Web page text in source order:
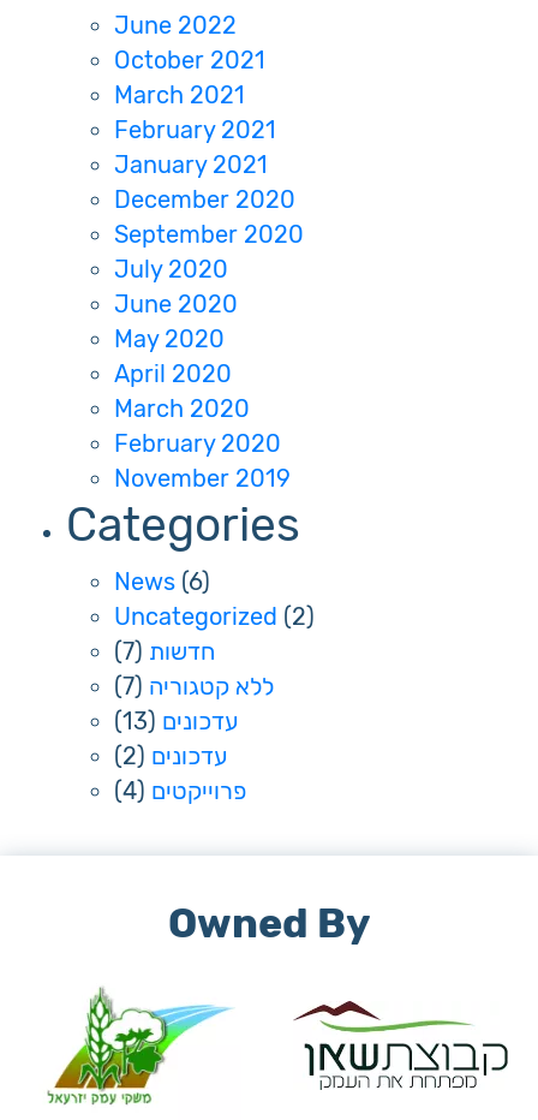
June 2022
October 2021
March 2021
February 2021
January 2021
December 2020
September 2020
July 2020
June 2020
May 2020
April 2020
March 2020
February 2020
November 2019
Categories
News (6)
Uncategorized (2)
חדשות (7)
ללא קטגוריה (7)
עדכונים (13)
עדכונים (2)
פרוייקטים (4)
Owned By